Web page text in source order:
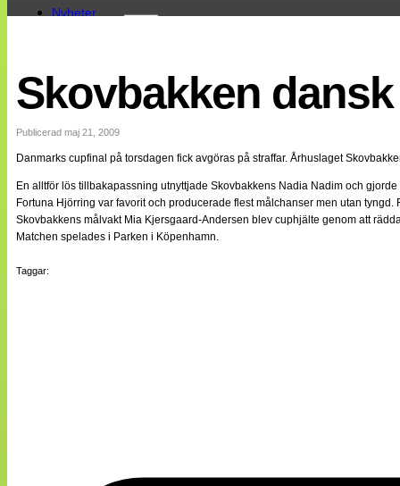
Nyheter
Landslaget
EM 2013
Internationellt
Bildreportage
Bloggar
Lagen
Webb-TV
Cuper
Medlemsbilder
Till klubbkassan
Skovbakken
Publicerad maj 21, 2009
Danmarks cupfinal på torsdagen fick avgöras på straffar. Århuslaget
En alltför lös tillbakapassning utnyttjade Skovbakkens Nadia Nadim och gjorde
Fortuna Hjörring var favorit och producerade flest målchanser men utan
Skovbakkens målvakt Mia Kjersgaard-Andersen blev cuphjälte genom att
Matchen spelades i Parken i Köpenhamn.
Taggar: